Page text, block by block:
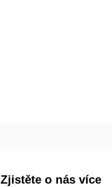
Zjistěte o nás více